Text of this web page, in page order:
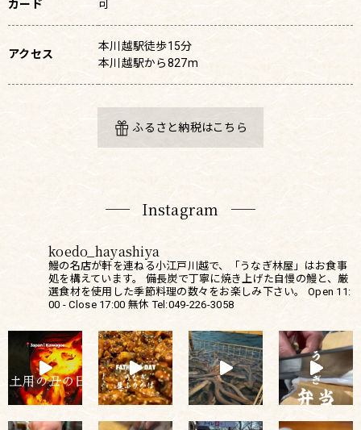
カード 可
アクセス
本川越駅徒歩15分
本川越駅から827m
ふるさと納税はこちら
Instagram
koedo_hayashiya
鰻の名店が軒を連ねる小江戸川越で、「うなぎ林屋」はお食事
処を構えています。
備長炭で丁寧に焼き上げた自慢の鰻と、厳
選食材を使用した季節料理の数々をお楽しみ下さい。
Open 11:
00 - Close 17:00 無休 Tel:049-226-3058